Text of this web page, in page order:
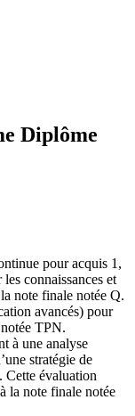
Diplôme
pour acquis 1,
connaissances et
note finale notée Q.
avancés) pour
TPN.
à une analyse
stratégie de
Cette évaluation
la note finale notée